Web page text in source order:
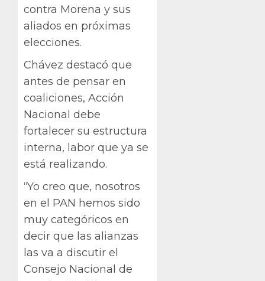
contra Morena y sus
aliados en próximas
elecciones.
Chávez destacó que
antes de pensar en
coaliciones, Acción
Nacional debe
fortalecer su estructura
interna, labor que ya se
está realizando.
“Yo creo que, nosotros
en el PAN hemos sido
muy categóricos en
decir que las alianzas
las va a discutir el
Consejo Nacional de